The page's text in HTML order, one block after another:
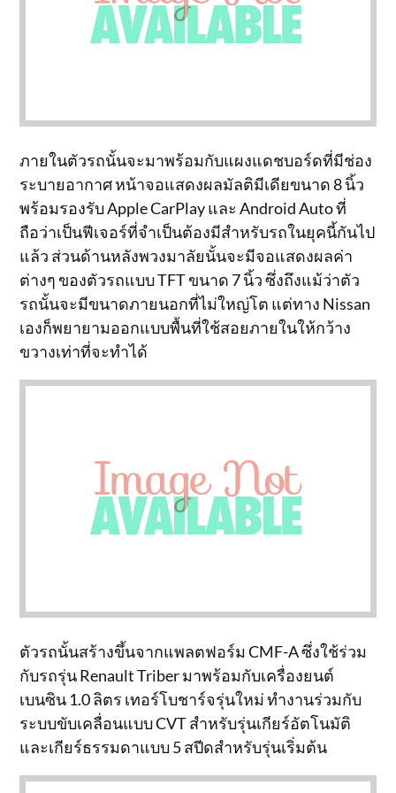
ภายในตัวรถนั้นจะมาพร้อมกับแผงแดชบอร์ดที่มีช่อง
ระบายอากาศ หน้าจอแสดงผลมัลติมีเดียขนาด 8 นิ้ว
พร้อมรองรับ Apple CarPlay และ Android Auto ที่
ถือว่าเป็นฟีเจอร์ที่จำเป็นต้องมีสำหรับรถในยุคนี้กันไป
แล้ว ส่วนด้านหลังพวงมาลัยนั้นจะมีจอแสดงผลค่า
ต่างๆ ของตัวรถแบบ TFT ขนาด 7 นิ้ว ซึ่งถึงแม้ว่าตัว
รถนั้นจะมีขนาดภายนอกที่ไม่ใหญ่โต แต่ทาง Nissan
เองก็พยายามออกแบบพื้นที่ใช้สอยภายในให้กว้าง
ขวางเท่าที่จะทำได้
ตัวรถนั้นสร้างขึ้นจากแพลตฟอร์ม CMF-A ซึ่งใช้ร่วม
กับรถรุ่น Renault Triber มาพร้อมกับเครื่องยนต์
เบนซิน 1.0 ลิตร เทอร์โบชาร์จรุ่นใหม่ ทำงานร่วมกับ
ระบบขับเคลื่อนแบบ CVT สำหรับรุ่นเกียร์อัตโนมัติ
และเกียร์ธรรมดาแบบ 5 สปีดสำหรับรุ่นเริ่มต้น